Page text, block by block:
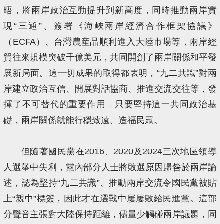
晤，將兩岸政治互動提升到新高度，同時推動兩岸實
現“三通”、簽署《海峽兩岸經濟合作框架協議》
（ECFA）、台灣農産品順利進入大陸市場等，兩岸經
貿往來規模突破千億美元，共同開創了兩岸關係和平發
展新局面。這一切成果的取得都表明，“九二共識”對兩
岸建立政治互信、開展對話協商、推進交流交往等，發
揮了不可替代的重要作用，只要堅持這一共同政治基
礎，兩岸關係就能行穩致遠、造福民眾。
但隨著國民黨在2016、2020及2024三次地區領導
人選舉中失利，黨內部分人士將敗選原因歸咎於兩岸論
述，認為堅持“九二共識”、推動兩岸交流令國民黨被貼
上“親中”標簽，因此才在選戰中屢屢敗給民進黨。這部
分聲音主張對大陸保持距離，儘量少觸碰兩岸議題，同